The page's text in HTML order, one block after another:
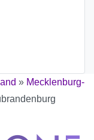
» Mecklenburg-